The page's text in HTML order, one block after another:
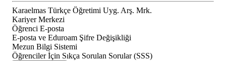
Karaelmas Türkçe Öğretimi Uyg. Arş. Mrk.
Kariyer Merkezi
Öğrenci E-posta
E-posta ve Eduroam Şifre Değişikliği
Mezun Bilgi Sistemi
Öğrenciler İçin Sıkça Sorulan Sorular (SSS)